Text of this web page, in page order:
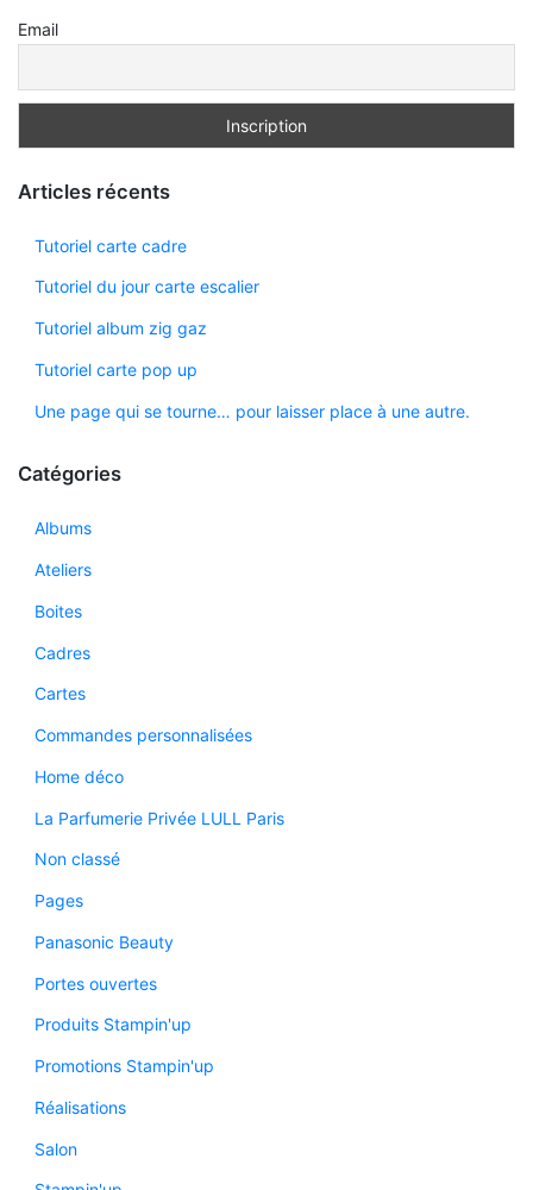
Email
Articles récents
Tutoriel carte cadre
Tutoriel du jour carte escalier
Tutoriel album zig gaz
Tutoriel carte pop up
Une page qui se tourne… pour laisser place à une autre.
Catégories
Albums
Ateliers
Boites
Cadres
Cartes
Commandes personnalisées
Home déco
La Parfumerie Privée LULL Paris
Non classé
Pages
Panasonic Beauty
Portes ouvertes
Produits Stampin'up
Promotions Stampin'up
Réalisations
Salon